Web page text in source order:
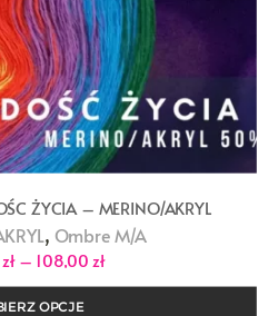
ŻYCIA – MERINO/AKRYL
, Ombre M/A
zł – 108,00 złZakres
od
OPCJE